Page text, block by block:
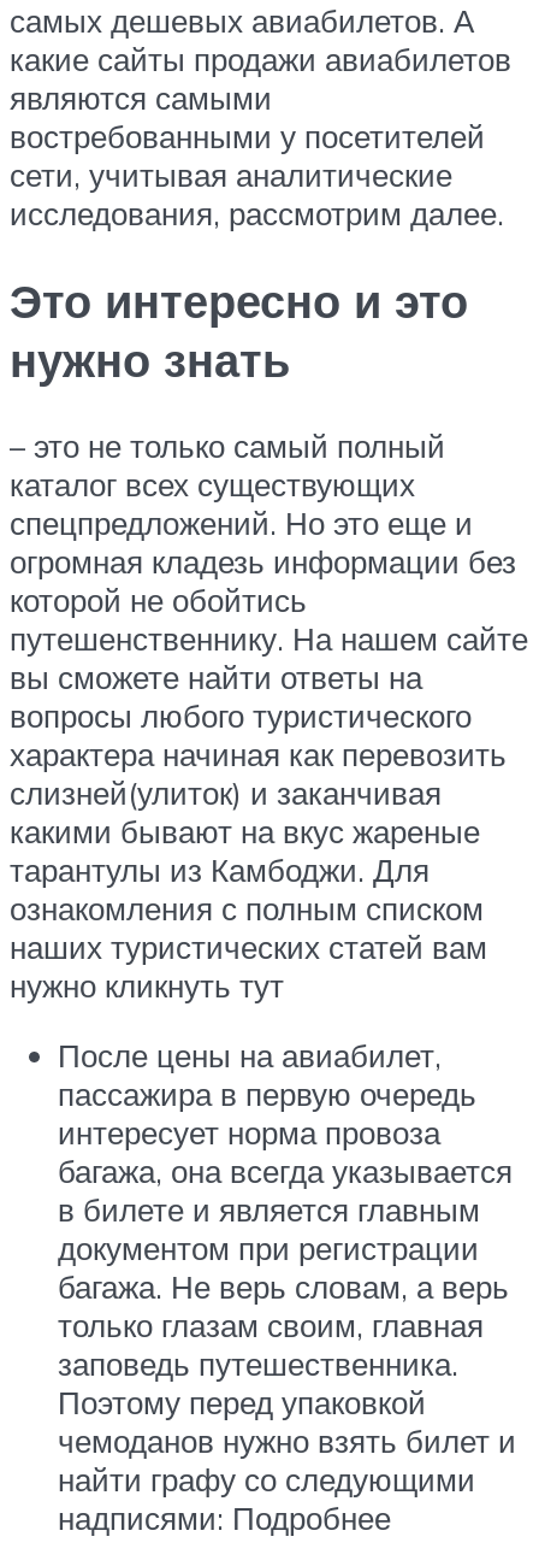
самых дешевых авиабилетов. А
какие сайты продажи авиабилетов
являются самыми
востребованными у посетителей
сети, учитывая аналитические
исследования, рассмотрим далее.
Это интересно и это
нужно знать
– это не только самый полный
каталог всех существующих
спецпредложений. Но это еще и
огромная кладезь информации без
которой не обойтись
путешенственнику. На нашем сайте
вы сможете найти ответы на
вопросы любого туристического
характера начиная как перевозить
слизней(улиток) и заканчивая
какими бывают на вкус жареные
тарантулы из Камбоджи. Для
ознакомления с полным списком
наших туристических статей вам
нужно кликнуть тут
После цены на авиабилет,
пассажира в первую очередь
интересует норма провоза
багажа, она всегда указывается
в билете и является главным
документом при регистрации
багажа. Не верь словам, а верь
только глазам своим, главная
заповедь путешественника.
Поэтому перед упаковкой
чемоданов нужно взять билет и
найти графу со следующими
надписями: Подробнее